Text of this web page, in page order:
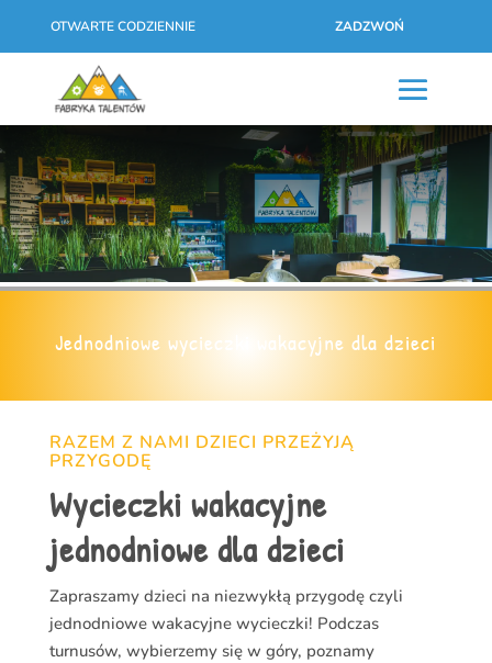
OTWARTE CODZIENNIE ZADZWOŃ
Jednodniowe wycieczki wakacyjne dla dzieci
RAZEM Z NAMI DZIECI PRZEŻYJĄ
PRZYGODĘ
Wycieczki wakacyjne
jednodniowe dla dzieci
Zapraszamy dzieci na niezwykłą przygodę czyli
jednodniowe wakacyjne wycieczki! Podczas
turnusów, wybierzemy się w góry, poznamy